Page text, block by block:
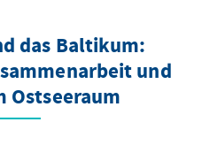
das Baltikum:
und
Ostseeraum